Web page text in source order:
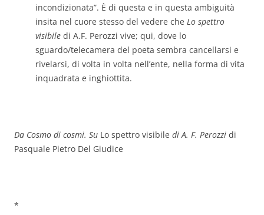
incondizionata”. È di questa e in questa ambiguità
insita nel cuore stesso del vedere che Lo spettro
visibile di A.F. Perozzi vive; qui, dove lo
sguardo/telecamera del poeta sembra cancellarsi e
rivelarsi, di volta in volta nell’ente, nella forma di vita
inquadrata e inghiottita.
Da Cosmo di cosmi. Su Lo spettro visibile di A. F. Perozzi di
Pasquale Pietro Del Giudice
*